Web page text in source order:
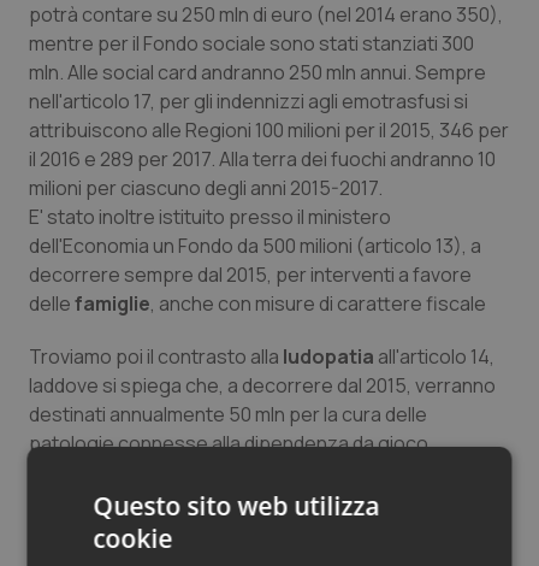
Vaccini
potrà contare su 250 mln di euro (nel 2014 erano 350),
mentre per il Fondo sociale sono stati stanziati 300
mln. Alle social card andranno 250 mln annui. Sempre
nell'articolo 17, per gli indennizzi agli emotrasfusi si
attribuiscono alle Regioni 100 milioni per il 2015, 346 per
il 2016 e 289 per 2017. Alla terra dei fuochi andranno 10
milioni per ciascuno degli anni 2015-2017.
E' stato inoltre istituito presso il ministero
dell'Economia un Fondo da 500 milioni (articolo 13), a
decorrere sempre dal 2015, per interventi a favore
dellefamiglie, anche con misure di carattere fiscale
Troviamo poi il contrasto alla ludopatia all'articolo 14,
laddove si spiega che, a decorrere dal 2015, verranno
destinati annualmente 50 mln per la cura delle
patologie connesse alla dipendenza da gioco
All'articolo 35 sul
finanza pubblica
Questo sito web utilizza
cookie